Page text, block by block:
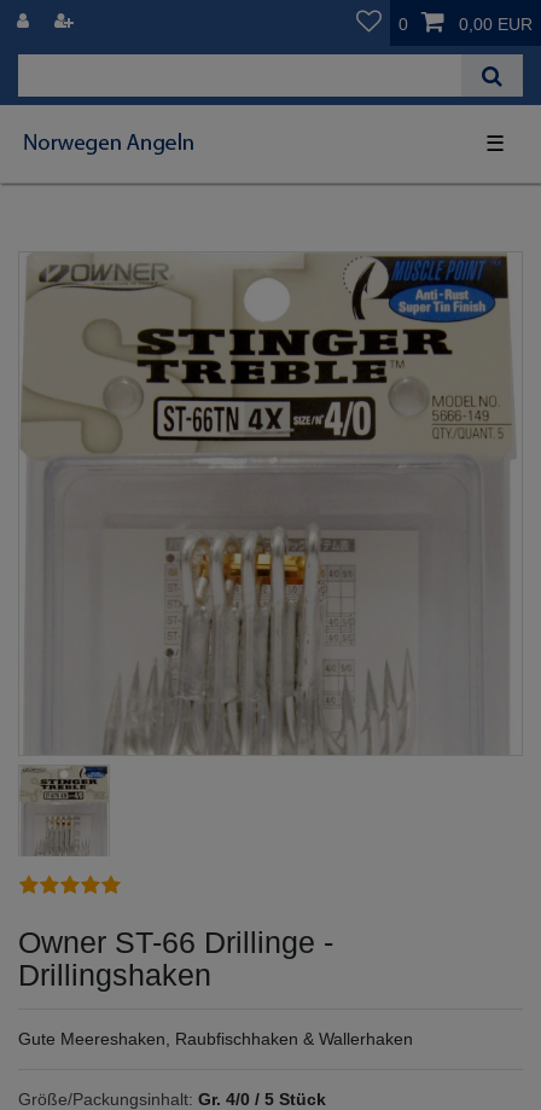
0 0,00 EUR
☰
Owner ST-66 Drillinge -
Drillingshaken
Gute Meereshaken, Raubfischhaken & Wallerhaken
Größe/Packungsinhalt: Gr. 4/0 / 5 Stück